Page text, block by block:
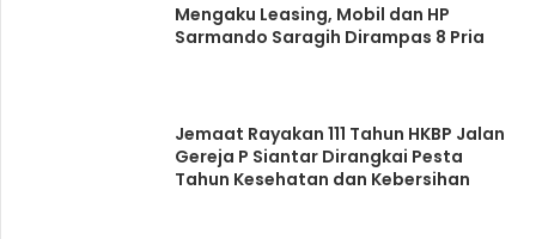
Mengaku Leasing, Mobil dan HP
Sarmando Saragih Dirampas 8 Pria
Jemaat Rayakan 111 Tahun HKBP Jalan
Gereja P Siantar Dirangkai Pesta
Tahun Kesehatan dan Kebersihan